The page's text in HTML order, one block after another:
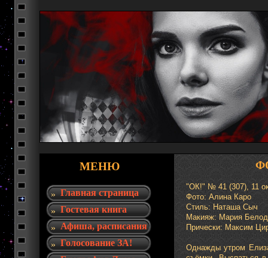
МЕНЮ
Главная страница
Гостевая книга
Афиша, расписания
Голосование ЗА!
"ОК!" № 41 (307), 11
Фото: Алина Каро
Стиль: Наташа Сыч
Макияж: Мария
Прически: Максим
Однажды утром